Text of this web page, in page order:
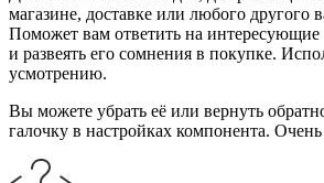
магазине, доставке или любого другого
Поможет вам ответить на интересующие
и развеять его сомнения в покупке.
усмотрению.
Вы можете убрать её или вернуть
галочку в настройках компонента.